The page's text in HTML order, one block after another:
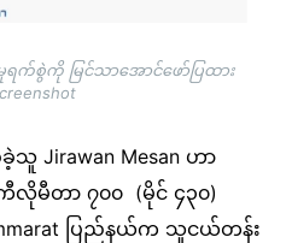
ရက်စွဲကို မြင်သာအောင်ဖော်ပြထား
သူ Jirawan Mesan ဟာ
မီတာ ၇၀၀ (မိုင် ၄၃၀)
ပြည်နယ်က သူငယ်တန်း